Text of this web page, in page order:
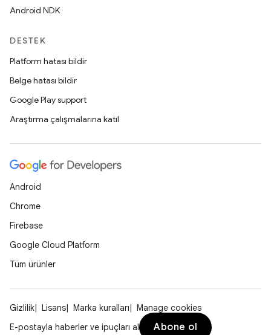
Android NDK
DESTEK
Platform hatası bildir
Belge hatası bildir
Google Play support
Araştırma çalışmalarına katıl
Android
Chrome
Firebase
Google Cloud Platform
Tüm ürünler
Gizlilik Lisans Marka kuralları
Manage cookies
E-postayla haberler ve ipuçları al
Abone ol